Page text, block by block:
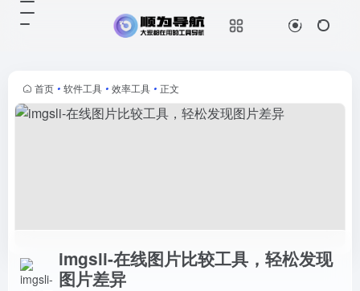
首页 • 软件工具 • 效率工具 • 正文
imgsli-在线图片比较工具，轻松发现
图片差异
异。您只需要上传两张或多张图片，
该工具就会为您生成一个交互式的滑
动条，您可以拖动它来查看图片...